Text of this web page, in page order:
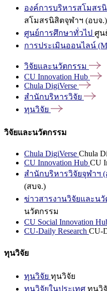
องค์การบริหารสโมสร
สโมสรนิสิตจุฬาฯ (อบจ.)
ศูนย์การศึกษาทั่วไป ศูน
การประเมินออนไลน์
วิจัยและนวัตกรรม
CU Innovation Hub
Chula DigiVerse
สำนักบริหารวิจัย
ทุนวิจัย
วิจัยและนวัตกรรม
Chula DigiVerse Chula
CU Innovation Hub CU
สำนักบริหารวิจัยจุฬาฯ (
(สบจ.)
ข่าวสารงานวิจัยและนวั
นวัตกรรม
CU Social Innovation
CU-Daily Research CU-
ทุนวิจัย
ทุนวิจัย ทุนวิจัย
ทุนวิจัยในประเทศ ทุนวิ